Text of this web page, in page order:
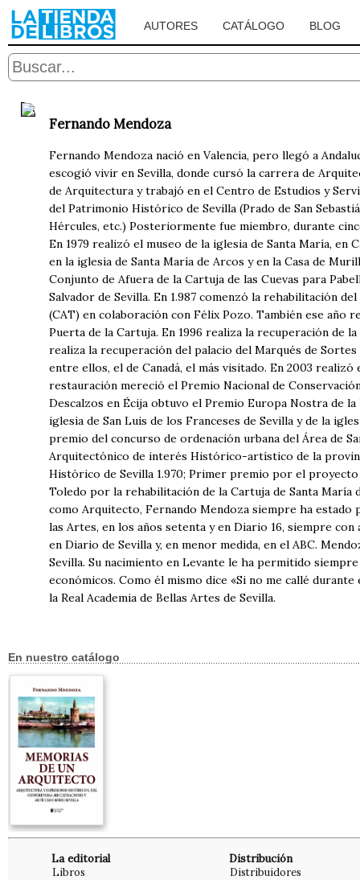
AUTORES CATÁLOGO BLOG
Fernando Mendoza
Fernando Mendoza nació en Valencia, pero llegó a
escogió vivir en Sevilla, donde cursó la carrera de
de Arquitectura y trabajó en el Centro de Estudios y
del Patrimonio Histórico de Sevilla (Prado de San
Hércules, etc.) Posteriormente fue miembro, durante
En 1979 realizó el museo de la iglesia de Santa María,
en la iglesia de Santa María de Arcos y en la Casa de
Conjunto de Afuera de la Cartuja de las Cuevas para
Salvador de Sevilla. En 1.987 comenzó la rehabilitación
(CAT) en colaboración con Félix Pozo. También ese
Puerta de la Cartuja. En 1996 realiza la recuperación de
realiza la recuperación del palacio del Marqués de
entre ellos, el de Canadá, el más visitado. En 2003
restauración mereció el Premio Nacional de
Descalzos en Écija obtuvo el Premio Europa Nostra de
iglesia de San Luis de los Franceses de Sevilla y de la
premio del concurso de ordenación urbana del Área de
Arquitectónico de interés Histórico-artístico de la
Histórico de Sevilla 1.970; Primer premio por el proyecto
Toledo por la rehabilitación de la Cartuja de Santa María
como Arquitecto, Fernando Mendoza siempre ha
las Artes, en los años setenta y en Diario 16, siempre
en Diario de Sevilla y, en menor medida, en el ABC.
Sevilla. Su nacimiento en Levante le ha permitido
económicos. Como él mismo dice «Si no me callé
la Real Academia de Bellas Artes de Sevilla.
En nuestro catálogo
La editorial
Libros
Distribución
Distribuidores